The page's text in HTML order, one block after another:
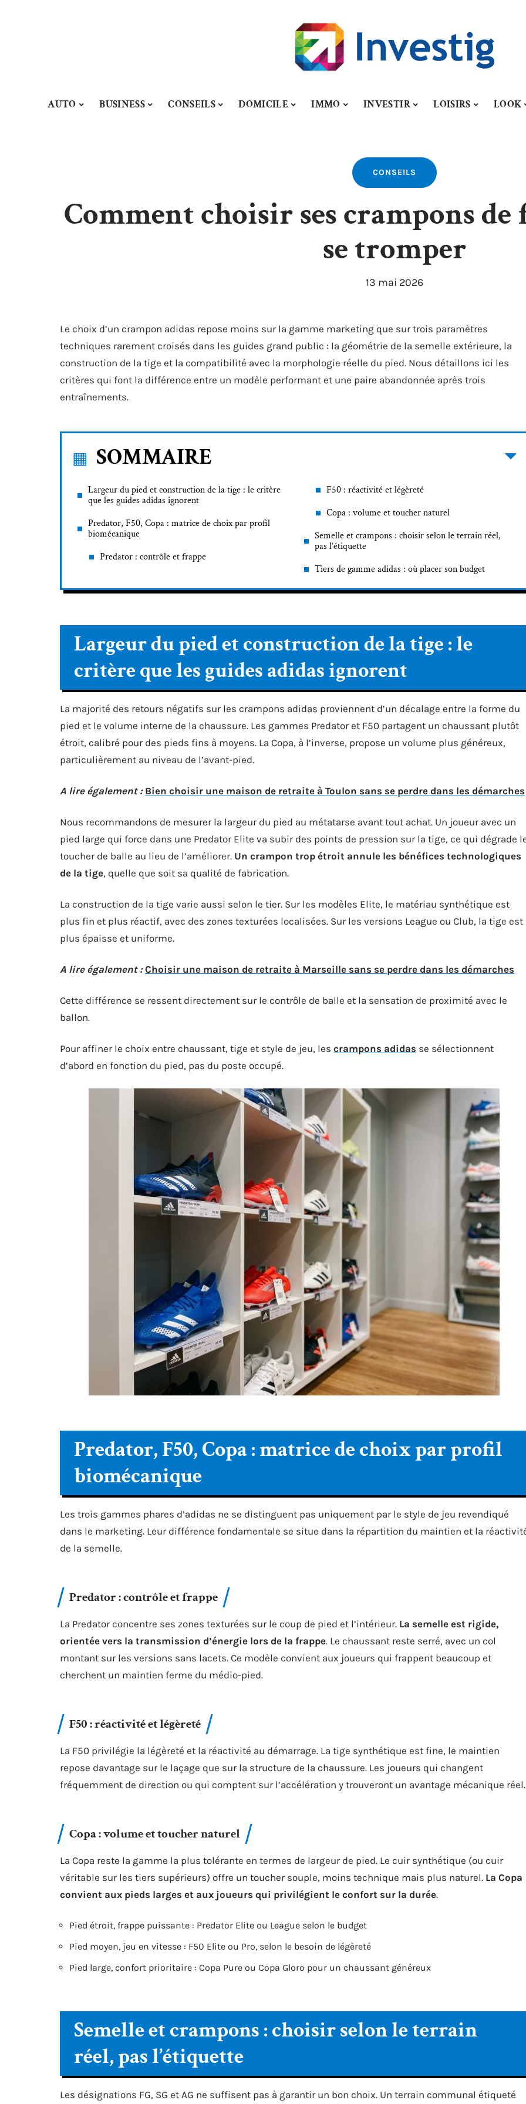
AUTO BUSINESS CONSEILS DOMICILE IMMO INVESTIR LOISIRS LOOK
CONSEILS
Comment choisir ses crampons de
se tromper
13 mai 2026
Le choix d’un crampon adidas repose moins sur la gamme marketing que sur trois paramètres
techniques rarement croisés dans les guides grand public : la géométrie de la semelle extérieure, la
construction de la tige et la compatibilité avec la morphologie réelle du pied. Nous détaillons ici les
critères qui font la différence entre un modèle performant et une paire abandonnée après trois
entraînements.
SOMMAIRE
Largeur du pied et construction de la tige : le critère
que les guides adidas ignorent
Predator, F50, Copa : matrice de choix par profil
biomécanique
Predator : contrôle et frappe
F50 : réactivité et légèreté
Copa : volume et toucher naturel
Semelle et crampons : choisir selon le terrain réel,
pas l’étiquette
Tiers de gamme adidas : où placer son budget
Largeur du pied et construction de la tige : le
critère que les guides adidas ignorent
La majorité des retours négatifs sur les crampons adidas proviennent d’un décalage entre la forme du
pied et le volume interne de la chaussure. Les gammes Predator et F50 partagent un chaussant plutôt
étroit, calibré pour des pieds fins à moyens. La Copa, à l’inverse, propose un volume plus généreux,
particulièrement au niveau de l’avant-pied.
A lire également : Bien choisir une maison de retraite à Toulon sans se perdre dans les démarches
Nous recommandons de mesurer la largeur du pied au métatarse avant tout achat. Un joueur avec un
pied large qui force dans une Predator Elite va subir des points de pression sur la tige, ce qui dégrade
toucher de balle au lieu de l’améliorer. Un crampon trop étroit annule les bénéfices technologiques
de la tige, quelle que soit sa qualité de fabrication.
La construction de la tige varie aussi selon le tier. Sur les modèles Elite, le matériau synthétique est
plus fin et plus réactif, avec des zones texturées localisées. Sur les versions League ou Club, la tige est
plus épaisse et uniforme.
A lire également : Choisir une maison de retraite à Marseille sans se perdre dans les démarches
Cette différence se ressent directement sur le contrôle de balle et la sensation de proximité avec le
ballon.
Pour affiner le choix entre chaussant, tige et style de jeu, les crampons adidas se sélectionnent
d’abord en fonction du pied, pas du poste occupé.
Predator, F50, Copa : matrice de choix par profil
biomécanique
Les trois gammes phares d’adidas ne se distinguent pas uniquement par le style de jeu revendiqué
dans le marketing. Leur différence fondamentale se situe dans la répartition du maintien et la
de la semelle.
Predator : contrôle et frappe
La Predator concentre ses zones texturées sur le coup de pied et l’intérieur. La semelle est rigide,
orientée vers la transmission d’énergie lors de la frappe. Le chaussant reste serré, avec un col
montant sur les versions sans lacets. Ce modèle convient aux joueurs qui frappent beaucoup et
cherchent un maintien ferme du médio-pied.
F50 : réactivité et légèreté
La F50 privilégie la légèreté et la réactivité au démarrage. La tige synthétique est fine, le maintien
repose davantage sur le laçage que sur la structure de la chaussure. Les joueurs qui changent
fréquemment de direction ou qui comptent sur l’accélération y trouveront un avantage mécanique réel.
Copa : volume et toucher naturel
La Copa reste la gamme la plus tolérante en termes de largeur de pied. Le cuir synthétique (ou cuir
véritable sur les tiers supérieurs) offre un toucher souple, moins technique mais plus naturel. La Copa
convient aux pieds larges et aux joueurs qui privilégient le confort sur la durée.
Pied étroit, frappe puissante : Predator Elite ou League selon le budget
Pied moyen, jeu en vitesse : F50 Elite ou Pro, selon le besoin de légèreté
Pied large, confort prioritaire : Copa Pure ou Copa Gloro pour un chaussant généreux
Semelle et crampons : choisir selon le terrain
réel, pas l’étiquette
Les désignations FG, SG et AG ne suffisent pas à garantir un bon choix. Un terrain communal étiqueté